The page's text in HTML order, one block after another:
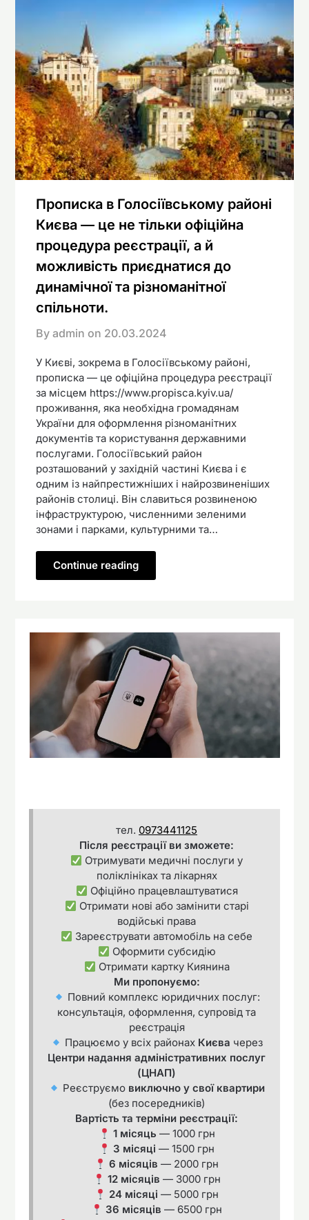
Прописка в Голосіївському районі
Києва — це не тільки офіційна
процедура реєстрації, а й
можливість приєднатися до
динамічної та різноманітної
спільноти.
By admin on 20.03.2024
У Києві, зокрема в Голосіївському районі,
прописка — це офіційна процедура реєстрації
за місцем https://www.propisca.kyiv.ua/
проживання, яка необхідна громадянам
України для оформлення різноманітних
документів та користування державними
послугами. Голосіївський район
розташований у західній частині Києва і є
одним із найпрестижніших і найрозвиненіших
районів столиці. Він славиться розвиненою
інфраструктурою, численними зеленими
зонами і парками, культурними та…
Continue reading
тел. 0973441125
Після реєстрації ви зможете:
Отримувати медичні послуги у
поліклініках та лікарнях
Офіційно працевлаштуватися
Отримати нові або замінити старі
водійські права
Зареєструвати автомобіль на себе
Оформити субсидію
Отримати картку Киянина
Ми пропонуємо:
Повний комплекс юридичних послуг:
консультація, оформлення, супровід та
реєстрація
Працюємо у всіх районах Києва через
Центри надання адміністративних послуг
(ЦНАП)
Реєструємо виключно у свої квартири
(без посередників)
Вартість та терміни реєстрації:
1 місяць — 1000 грн
3 місяці — 1500 грн
6 місяців — 2000 грн
12 місяців — 3000 грн
24 місяці — 5000 грн
36 місяців — 6500 грн